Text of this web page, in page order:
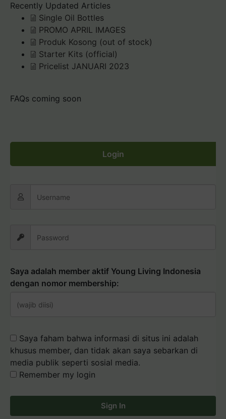
Recently Updated Articles
Single Oil Bottles
PROMO APRIL IMAGES
Produk Kosong (out of stock)
Starter Kits (official)
Pricelist JANUARI 2023
FAQs coming soon
Login
Saya adalah member aktif Young Living Indonesia
dengan nomor membership:
Saya faham bahwa informasi di situs ini adalah
khusus member, dan tidak akan saya sebarkan di
media publik seperti sosial media.
Remember my login
Sign In